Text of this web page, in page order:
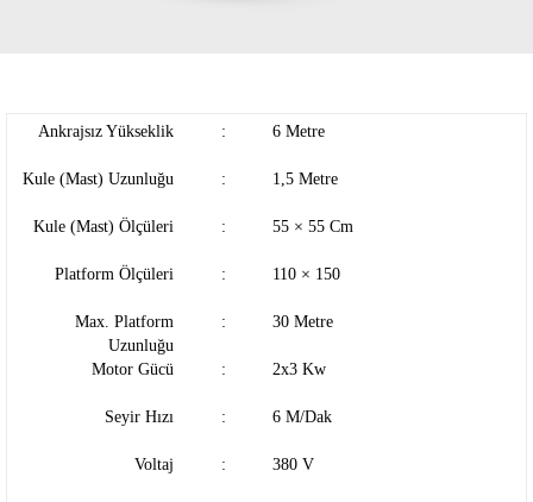
Ankrajsız Yükseklik : 6 Metre
Kule (Mast) Uzunluğu : 1,5 Metre
Kule (Mast) Ölçüleri : 55 × 55 Cm
Platform Ölçüleri : 110 × 150
Max. Platform
Uzunluğu
: 30 Metre
Motor Gücü : 2x3 Kw
Seyir Hızı : 6 M/Dak
Voltaj : 380 V